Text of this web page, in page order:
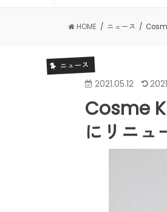
HOME ニュース
ニュース
2021.05.12
Cosme
にリニュ